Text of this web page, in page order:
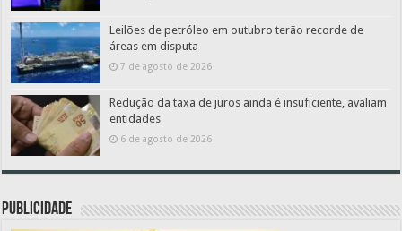
Leilões de petróleo em outubro terão recorde de
áreas em disputa
7 de agosto de 2026
Redução da taxa de juros ainda é insuficiente, avaliam
entidades
6 de agosto de 2026
PUBLICIDADE